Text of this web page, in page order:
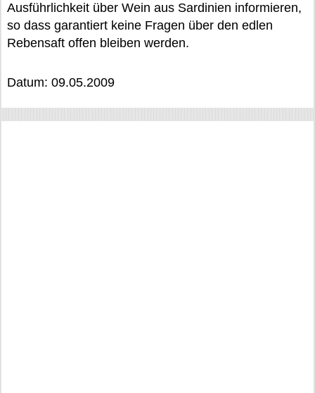
Ausführlichkeit über Wein aus Sardinien informieren,
so dass garantiert keine Fragen über den edlen
Rebensaft offen bleiben werden.
Datum: 09.05.2009